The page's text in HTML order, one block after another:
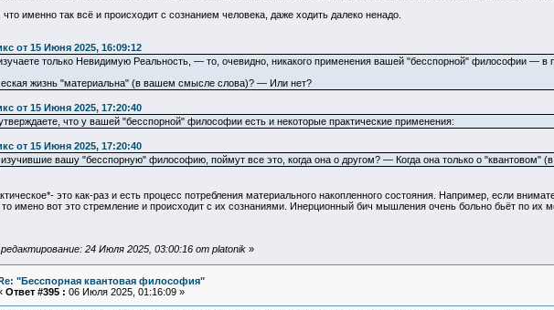
именно так всё и происходит с сознанием человека, даже ходить далеко ненадо.
от 15 Июня 2025, 16:09:12
только Невидимую Реальность, — то, очевидно, никакого применения вашей "бесспорной" философии — в
жизнь "материальна" (в вашем смысле слова)? — Или нет?
от 15 Июня 2025, 17:20:40
что у вашей "бесспорной" философии есть и некоторые практические применения:
от 15 Июня 2025, 17:20:40
вашу "бесспорную" философию, поймут все это, когда она о другом? — Когда она только о
это как-раз и есть процесс потребления материального накопленного состояния. Например, если
имено вот это стремление и происходит с их сознаниями. Инерционный бич мышления очень больно бьёт по их
24 Июля 2025, 03:00:16 от platonik»
"Бесспорная квантовая философия"
Ответ #395 : 06 Июля 2025, 01:16:09 »